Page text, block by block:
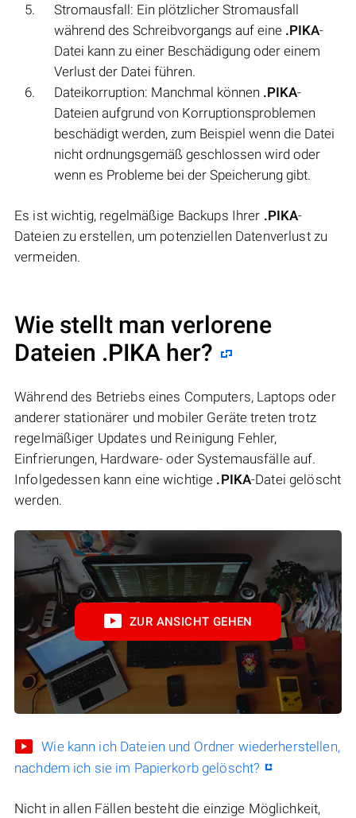
Stromausfall: Ein plötzlicher Stromausfall
während des Schreibvorgangs auf eine .PIKA-
Datei kann zu einer Beschädigung oder einem
Verlust der Datei führen.
Dateikorruption: Manchmal können .PIKA-
Dateien aufgrund von Korruptionsproblemen
beschädigt werden, zum Beispiel wenn die Datei
nicht ordnungsgemäß geschlossen wird oder
wenn es Probleme bei der Speicherung gibt.
Es ist wichtig, regelmäßige Backups Ihrer .PIKA-
Dateien zu erstellen, um potenziellen Datenverlust zu
vermeiden.
Wie stellt man verlorene
Dateien .PIKA her?
Während des Betriebs eines Computers, Laptops oder
anderer stationärer und mobiler Geräte treten trotz
regelmäßiger Updates und Reinigung Fehler,
Einfrierungen, Hardware- oder Systemausfälle auf.
Infolgedessen kann eine wichtige .PIKA-Datei gelöscht
werden.
ZUR ANSICHT GEHEN
Wie kann ich Dateien und Ordner wiederherstellen,
nachdem ich sie im Papierkorb gelöscht?
Nicht in allen Fällen besteht die einzige Möglichkeit,